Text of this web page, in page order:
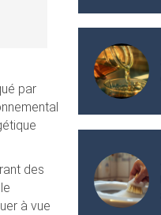
par
des
à vue